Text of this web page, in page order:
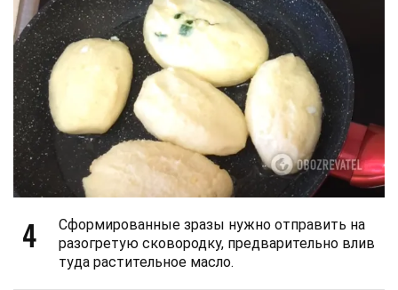
4
Сформированные зразы нужно отправить на
разогретую сковородку, предварительно влив
туда растительное масло.